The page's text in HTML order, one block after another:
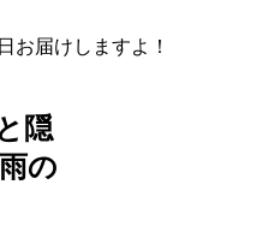
お届けしますよ！
隠
の